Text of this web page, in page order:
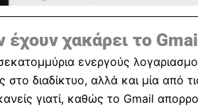
χακάρει το
ενεργούς
στο διαδίκτυο, αλλά και μία από
γιατί, καθώς το Gmail